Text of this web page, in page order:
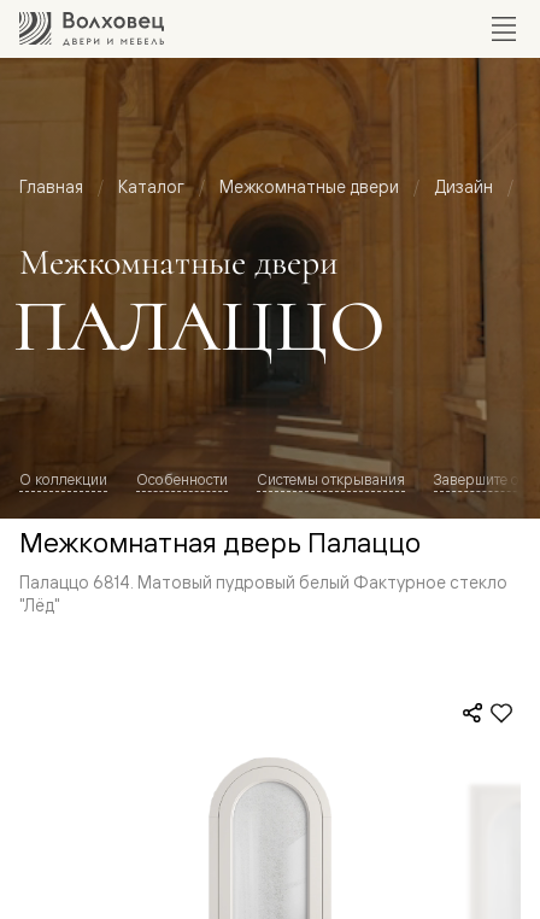
Главная Каталог Межкомнатные двери Дизайн
Межкомнатные двери
ПАЛАЦЦО
О коллекции Особенности Системы открывания Завершите
Межкомнатная дверь Палаццо
Палаццо 6814. Матовый пудровый белый Фактурное стекло
"Лёд"